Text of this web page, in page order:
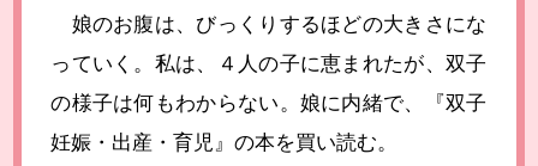
娘のお腹は、びっくりするほどの大きさにな
っていく。私は、４人の子に恵まれたが、双子
の様子は何もわからない。娘に内緒で、『双子
妊娠・出産・育児』の本を買い読む。